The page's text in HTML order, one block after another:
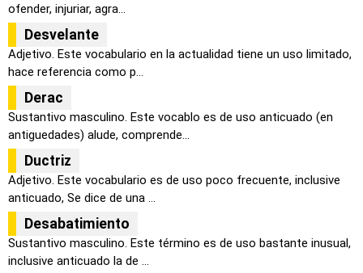
ofender, injuriar, agra...
Desvelante
Adjetivo. Este vocabulario en la actualidad tiene un uso limitado,
hace referencia como p...
Derac
Sustantivo masculino. Este vocablo es de uso anticuado (en
antiguedades) alude, comprende...
Ductriz
Adjetivo. Este vocabulario es de uso poco frecuente, inclusive
anticuado, Se dice de una ...
Desabatimiento
Sustantivo masculino. Este término es de uso bastante inusual,
inclusive anticuado la de ...